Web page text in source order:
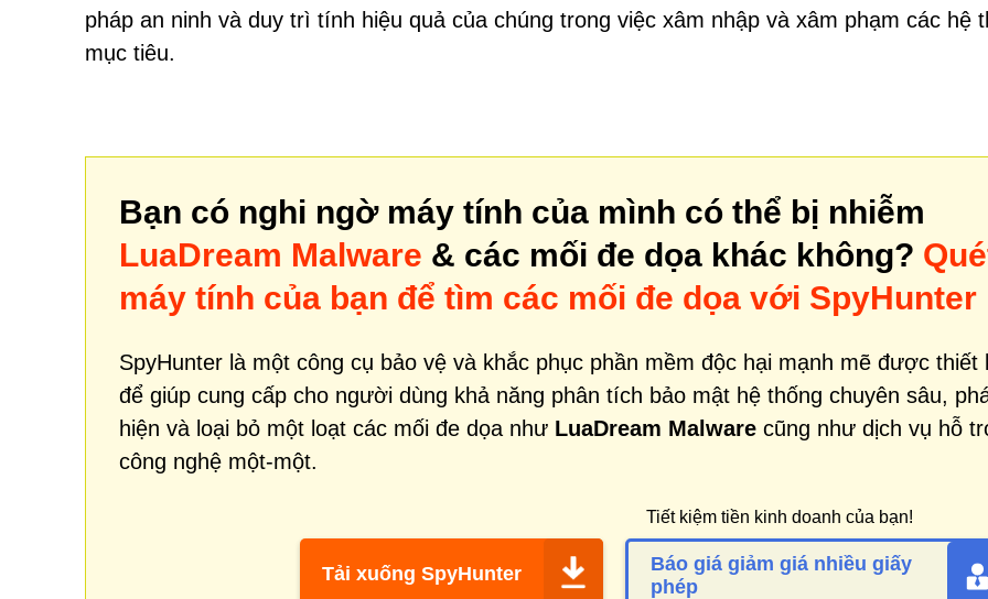
pháp an ninh và duy trì tính hiệu quả của chúng trong việc xâm nhập và xâm phạm các hệ
mục tiêu.
Bạn có nghi ngờ máy tính của mình có thể bị nhiễm
LuaDream Malware & các mối đe dọa khác không?
máy tính của bạn để tìm các mối đe dọa với SpyHunter
SpyHunter là một công cụ bảo vệ và khắc phục phần mềm độc hại mạnh mẽ được thiết
để giúp cung cấp cho người dùng khả năng phân tích bảo mật hệ thống chuyên sâu,
hiện và loại bỏ một loạt các mối đe dọa như LuaDream Malware cũng như dịch vụ hỗ
công nghệ một-một.
Tải xuống SpyHunter
Tiết kiệm tiền kinh doanh của bạn!
Báo giá giảm giá nhiều giấy
phép